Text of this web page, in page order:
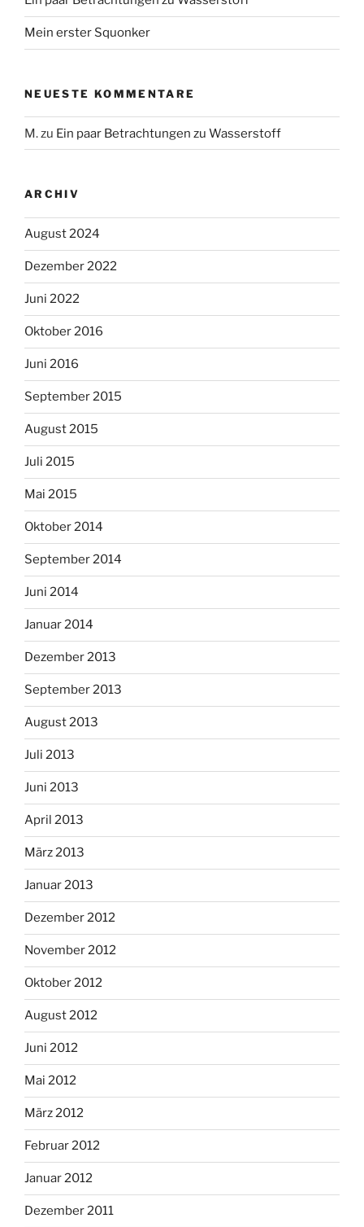
Mein erster Squonker
NEUESTE KOMMENTARE
M.zu Ein paar Betrachtungen zu Wasserstoff
ARCHIV
August 2024
Dezember 2022
Juni 2022
Oktober 2016
Juni 2016
September 2015
August 2015
Juli 2015
Mai 2015
Oktober 2014
September 2014
Juni 2014
Januar 2014
Dezember 2013
September 2013
August 2013
Juli 2013
Juni 2013
April 2013
März 2013
Januar 2013
Dezember 2012
November 2012
Oktober 2012
August 2012
Juni 2012
Mai 2012
März 2012
Februar 2012
Januar 2012
Dezember 2011